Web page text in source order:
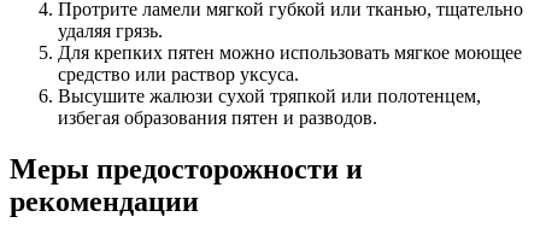
Протрите ламели мягкой губкой или тканью, тщательно
удаляя грязь.
Для крепких пятен можно использовать мягкое моющее
средство или раствор уксуса.
Высушите жалюзи сухой тряпкой или полотенцем,
избегая образования пятен и разводов.
Меры предосторожности и
рекомендации